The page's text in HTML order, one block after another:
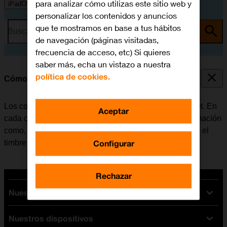
iPadOS 13.2
Busca por problema o tema
Cómo crear un nuevo contacto
Los contactos se pueden guardar en la guía de la tablet. En
cada contacto es posible guardar varios tipos de información
como, por ejemplo, la dirección de correo electrónico o el
timbre de llamada personal.
Nuestras tarifas
Tarifas Orange
Nuestros dispositivos
para analizar cómo utilizas este sitio web y
personalizar los contenidos y anuncios
que te mostramos en base a tus hábitos
de navegación (páginas visitadas,
frecuencia de acceso, etc) Si quieres
saber más, echa un vistazo a nuestra
política de cookies.
Configurar
Rechazar
Aceptar